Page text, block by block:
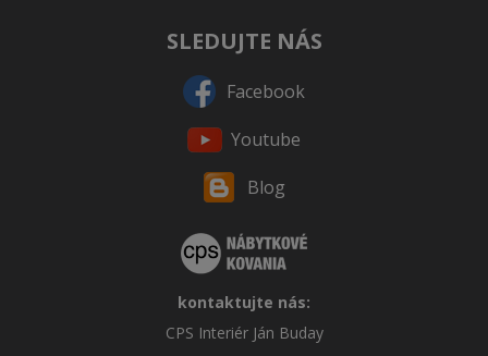
SLEDUJTE NÁS
Facebook
Youtube
Blog
kontaktujte nás:
CPS Interiér Ján Buday